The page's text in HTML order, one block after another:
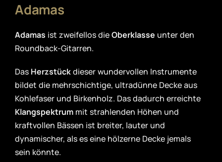
Adamas
Adamas ist zweifellos dieOberklasse unter den
Roundback-Gitarren.
Das Herzstückdieser wundervollen Instrumente
bildet die mehrschichtige, ultradünne Decke aus
Kohlefaser und Birkenholz. Das dadurch erreichte
Klangspektrum mit strahlenden Höhen und
kraftvollen Bässen ist breiter, lauter und
dynamischer, als es eine hölzerne Decke jemals
sein könnte.